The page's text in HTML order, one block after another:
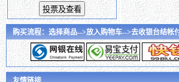
购买流程：选择商品-->放入购物车-->去收银台结